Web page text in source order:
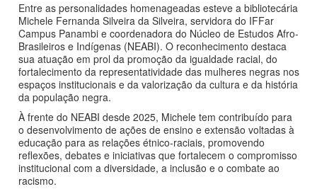
Entre as personalidades homenageadas esteve a bibliotecária
Michele Fernanda Silveira da Silveira, servidora do IFFar
Campus Panambi e coordenadora do Núcleo de Estudos Afro-
Brasileiros e Indígenas (NEABI). O reconhecimento destaca
sua atuação em prol da promoção da igualdade racial, do
fortalecimento da representatividade das mulheres negras nos
espaços institucionais e da valorização da cultura e da história
da população negra.
À frente do NEABI desde 2025, Michele tem contribuído para
o desenvolvimento de ações de ensino e extensão voltadas à
educação para as relações étnico-raciais, promovendo
reflexões, debates e iniciativas que fortalecem o compromisso
institucional com a diversidade, a inclusão e o combate ao
racismo.